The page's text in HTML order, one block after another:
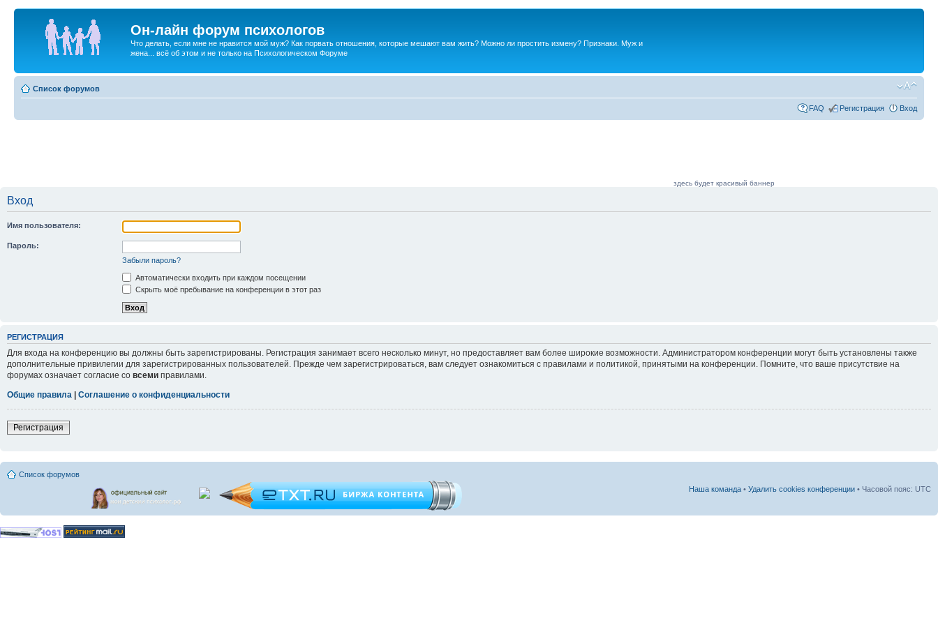
Он-лайн форум психологов
Что делать, если мне не нравится мой муж? Как порвать отношения, которые мешают вам жить? Можно ли простить измену? Признаки. Муж и
жена... всё об этом и не только на Психологическом Форуме
Список форумов
FAQ Регистрация Вход
здесь будет красивый баннер
Вход
Имя пользователя:
Пароль:
Забыли пароль?
Автоматически входить при каждом посещении
Скрыть моё пребывание на конференции в этот раз
РЕГИСТРАЦИЯ
Для входа на конференцию вы должны быть зарегистрированы. Регистрация занимает всего несколько минут, но предоставляет вам более широкие возможности. Администратором конференции могут быть установлены также
дополнительные привилегии для зарегистрированных пользователей. Прежде чем зарегистрироваться, вам следует ознакомиться с правилами и политикой, принятыми на конференции. Помните, что ваше присутствие на
форумах означает согласие со всеми правилами.
Общие правила
Соглашение о конфиденциальности
Регистрация
Список форумов
Наша команда • Удалить cookies конференции • Часовой пояс: UTC